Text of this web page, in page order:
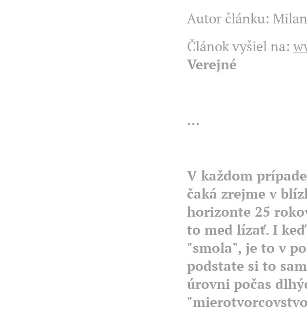
Autor článku:
Článok vyšiel na:
Verejné
...
V každom
čaká zrejme v
horizonte 25
to med lízať. I
"smola", je to v
podstate si to
úrovni počas